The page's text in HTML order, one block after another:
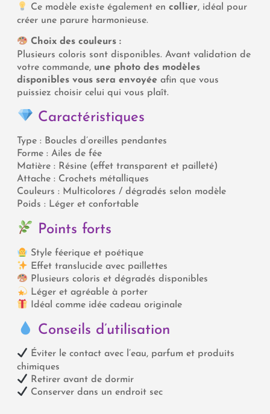
Ce modèle existe également encollier, idéal pour
créer une parure harmonieuse.
Choix des couleurs :
Plusieurs coloris sont disponibles. Avant validation de
votre commande, une photo des modèles
disponibles vous sera envoyée afin que vous
puissiez choisir celui qui vous plaît.
Caractéristiques
Type : Boucles d’oreilles pendantes
Forme : Ailes de fée
Matière : Résine (effet transparent et pailleté)
Attache : Crochets métalliques
Couleurs : Multicolores / dégradés selon modèle
Poids : Léger et confortable
Points forts
Style féerique et poétique
Effet translucide avec paillettes
Plusieurs coloris et dégradés disponibles
Léger et agréable à porter
Idéal comme idée cadeau originale
Conseils d’utilisation
Éviter le contact avec l’eau, parfum et produits
chimiques
Retirer avant de dormir
Conserver dans un endroit sec